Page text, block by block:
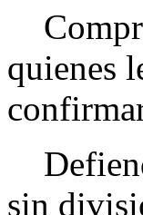
quienes
sin